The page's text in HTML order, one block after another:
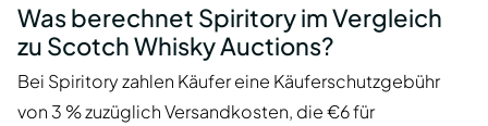
Was berechnet Spiritory im Vergleich
zu Scotch Whisky Auctions?
Bei Spiritory zahlen Käufer eine Käuferschutzgebühr
von 3 % zuzüglich Versandkosten, die €6 für